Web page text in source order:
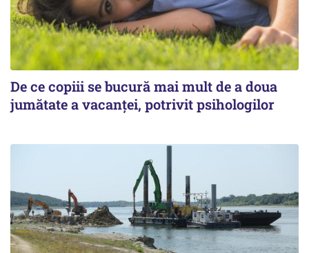
De ce copiii se bucură mai mult de a doua
jumătate a vacanței, potrivit psihologilor